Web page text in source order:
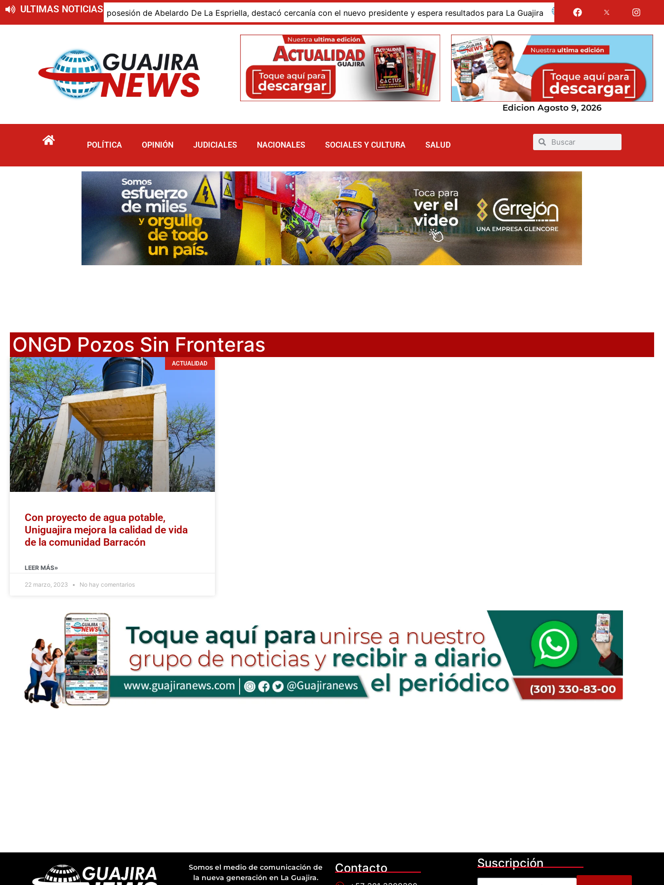
ULTIMAS NOTICIAS
presente en la posesión de Abelardo De La Espriella, destacó cercanía con el nuevo presidente y espera resultados para La Guajira La Guajira fue presentada
Edicion Agosto 9, 2026
POLÍTICA OPINIÓN JUDICIALES NACIONALES SOCIALES Y CULTURA SALUD
ONGD Pozos Sin Fronteras
ACTUALIDAD
Con proyecto de agua potable,
Uniguajira mejora la calidad de vida
de la comunidad Barracón
LEER MÁS»
22 marzo, 2023 No hay comentarios
Somos el medio de comunicación de
la nueva generación en La Guajira.
Contacto Suscripción